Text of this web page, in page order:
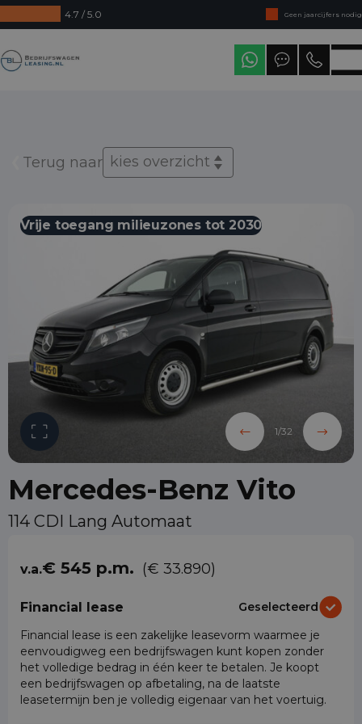
4.7 / 5.0
Geen jaarcijfers nodig
Direct uit voorraad leverbaar
Levering in heel Nederland
Terug naar kies overzicht
Vrije toegang milieuzones tot 2030
1/32
Mercedes-Benz Vito
114 CDI Lang Automaat
v.a.€ 545 p.m. (€ 33.890)
Financial lease
Geselecteerd
Financial lease is een zakelijke leasevorm waarmee je
eenvoudigweg een bedrijfswagen kunt kopen zonder
het volledige bedrag in één keer te betalen. Je koopt
een bedrijfswagen op afbetaling, na de laatste
leasetermijn ben je volledig eigenaar van het voertuig.